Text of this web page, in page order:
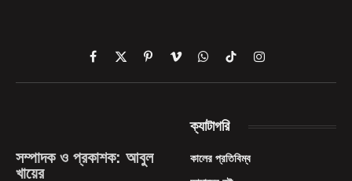
Facebook
X
(Twitter)
PinterestVimeoWhatsAppTikTokInstagram
সম্পাদক ও প্রকাশক: আবুল
খায়ের
ক্যাটাগরি
কালের প্রতিবিম্ব